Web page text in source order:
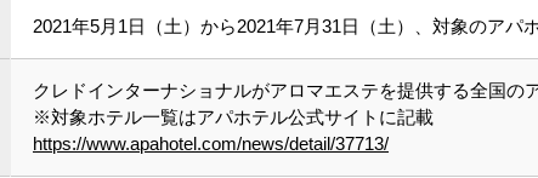
2021年5月1日（土）から2021年7月31日（土）、対象のアパ
クレドインターナショナルがアロマエステを提供する全国の
※対象ホテル一覧はアパホテル公式サイトに記載
https://www.apahotel.com/news/detail/37713/